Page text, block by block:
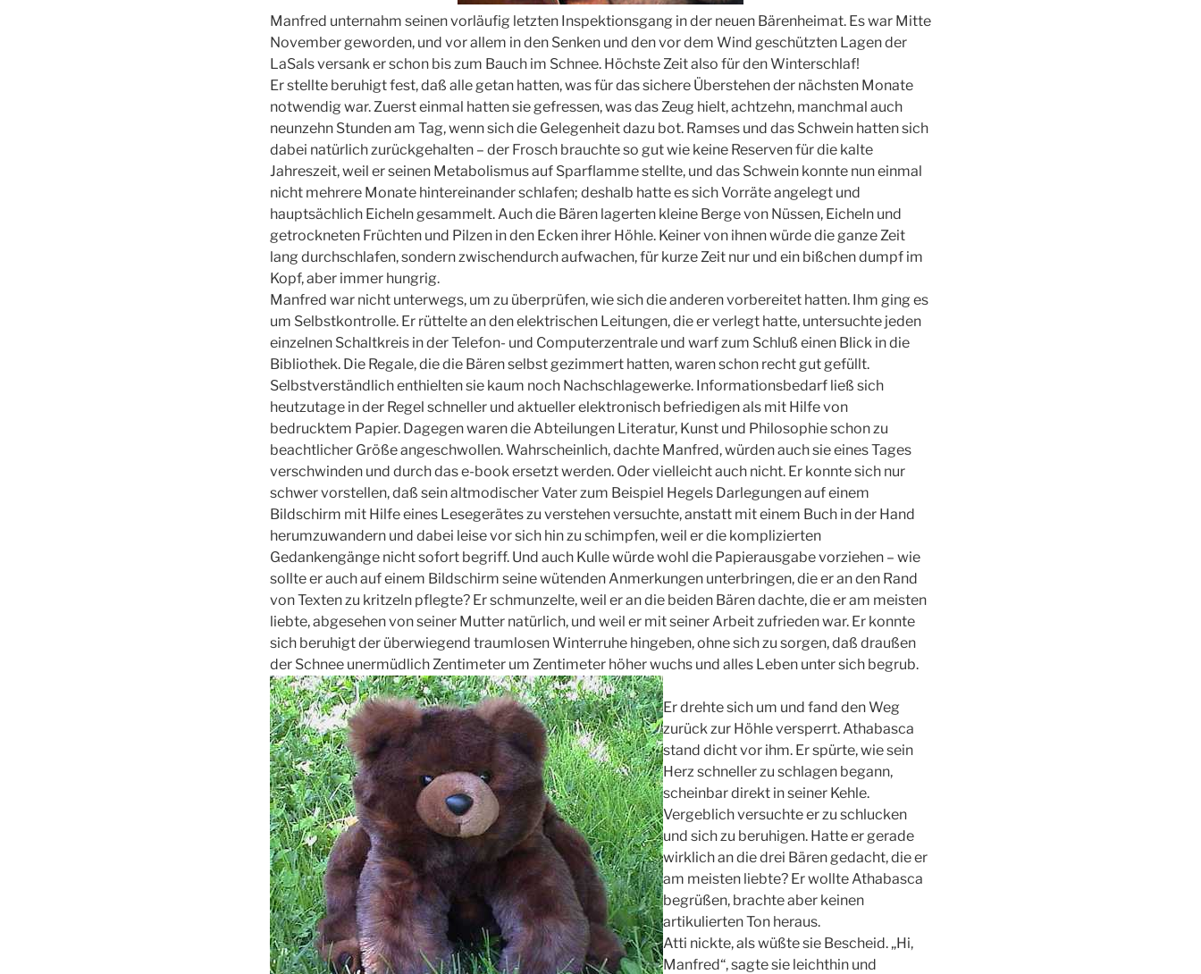
Manfred unternahm seinen vorläufig letzten Inspektionsgang in der neuen Bärenheimat. Es war Mitte
November geworden, und vor allem in den Senken und den vor dem Wind geschützten Lagen der
LaSals versank er schon bis zum Bauch im Schnee. Höchste Zeit also für den Winterschlaf!
Er stellte beruhigt fest, daß alle getan hatten, was für das sichere Überstehen der nächsten Monate
notwendig war. Zuerst einmal hatten sie gefressen, was das Zeug hielt, achtzehn, manchmal auch
neunzehn Stunden am Tag, wenn sich die Gelegenheit dazu bot. Ramses und das Schwein hatten sich
dabei natürlich zurückgehalten – der Frosch brauchte so gut wie keine Reserven für die kalte
Jahreszeit, weil er seinen Metabolismus auf Sparflamme stellte, und das Schwein konnte nun einmal
nicht mehrere Monate hintereinander schlafen; deshalb hatte es sich Vorräte angelegt und
hauptsächlich Eicheln gesammelt. Auch die Bären lagerten kleine Berge von Nüssen, Eicheln und
getrockneten Früchten und Pilzen in den Ecken ihrer Höhle. Keiner von ihnen würde die ganze Zeit
lang durchschlafen, sondern zwischendurch aufwachen, für kurze Zeit nur und ein bißchen dumpf im
Kopf, aber immer hungrig.
Manfred war nicht unterwegs, um zu überprüfen, wie sich die anderen vorbereitet hatten. Ihm ging es
um Selbstkontrolle. Er rüttelte an den elektrischen Leitungen, die er verlegt hatte, untersuchte jeden
einzelnen Schaltkreis in der Telefon- und Computerzentrale und warf zum Schluß einen Blick in die
Bibliothek. Die Regale, die die Bären selbst gezimmert hatten, waren schon recht gut gefüllt.
Selbstverständlich enthielten sie kaum noch Nachschlagewerke. Informationsbedarf ließ sich
heutzutage in der Regel schneller und aktueller elektronisch befriedigen als mit Hilfe von
bedrucktem Papier. Dagegen waren die Abteilungen Literatur, Kunst und Philosophie schon zu
beachtlicher Größe angeschwollen. Wahrscheinlich, dachte Manfred, würden auch sie eines Tages
verschwinden und durch das e-book ersetzt werden. Oder vielleicht auch nicht. Er konnte sich nur
schwer vorstellen, daß sein altmodischer Vater zum Beispiel Hegels Darlegungen auf einem
Bildschirm mit Hilfe eines Lesegerätes zu verstehen versuchte, anstatt mit einem Buch in der Hand
herumzuwandern und dabei leise vor sich hin zu schimpfen, weil er die komplizierten
Gedankengänge nicht sofort begriff. Und auch Kulle würde wohl die Papierausgabe vorziehen – wie
sollte er auch auf einem Bildschirm seine wütenden Anmerkungen unterbringen, die er an den Rand
von Texten zu kritzeln pflegte? Er schmunzelte, weil er an die beiden Bären dachte, die er am meisten
liebte, abgesehen von seiner Mutter natürlich, und weil er mit seiner Arbeit zufrieden war. Er konnte
sich beruhigt der überwiegend traumlosen Winterruhe hingeben, ohne sich zu sorgen, daß draußen
der Schnee unermüdlich Zentimeter um Zentimeter höher wuchs und alles Leben unter sich begrub.
Er drehte sich um und fand den Weg
zurück zur Höhle versperrt. Athabasca
stand dicht vor ihm. Er spürte, wie sein
Herz schneller zu schlagen begann,
scheinbar direkt in seiner Kehle.
Vergeblich versuchte er zu schlucken
und sich zu beruhigen. Hatte er gerade
wirklich an die drei Bären gedacht, die er
am meisten liebte? Er wollte Athabasca
begrüßen, brachte aber keinen
artikulierten Ton heraus.
Atti nickte, als wüßte sie Bescheid. „Hi,
Manfred“, sagte sie leichthin und